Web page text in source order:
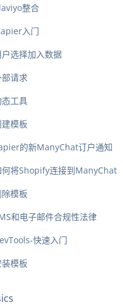
整合
入门
户选择加入数据
部请求
态工具
建模板
的新ManyChat订户通知
何将Shopify连接到ManyChat
除模板
和电子邮件合规性法律
快速入门
装模板